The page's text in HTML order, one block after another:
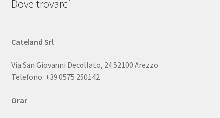
Dove trovarci
Cateland Srl
Via San Giovanni Decollato, 24 52100 Arezzo
Telefono: +39 0575 250142
Orari